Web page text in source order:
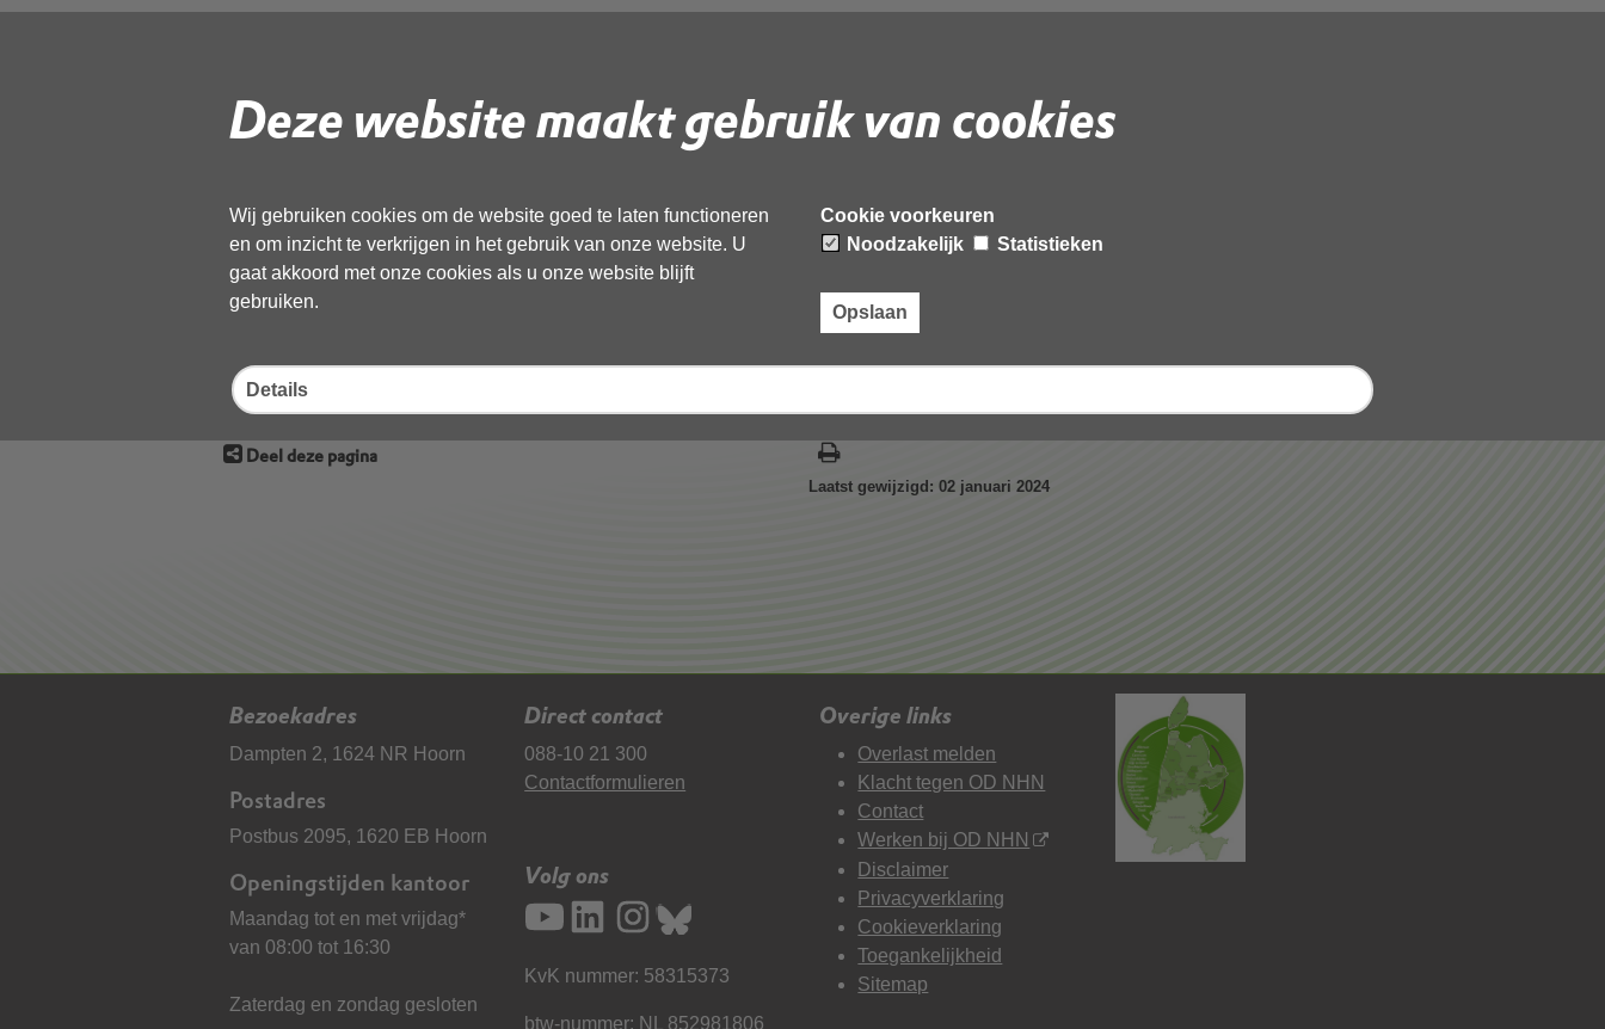
Deze website maakt gebruik van cookies
Wij gebruiken cookies om de website goed te laten functioneren
en om inzicht te verkrijgen in het gebruik van onze website. U
gaat akkoord met onze cookies als u onze website blijft
gebruiken.
Cookie voorkeuren
Noodzakelijk
Statistieken
Opslaan
Details
strategie ODNHN 2024-2027 DB
Volg de onderstaande link om hetPDFdocument te downloaden.
Download ‘4.1 Bijlage 1 Concept - UenH-strategie ODNHN 2024-2027 DB versie 2 na
02 januari 2024,
Deel deze pagina
Laatst gewijzigd: 02 januari 2024
Bezoekadres
Dampten 2, 1624 NR Hoorn
Postadres
Postbus 2095, 1620 EB Hoorn
Openingstijden kantoor
Maandag tot en met vrijdag*
van 08:00 tot 16:30
Zaterdag en zondag gesloten
Direct contact
088-10 21 300
Contactformulieren
Volg ons
KvK nummer: 58315373
btw-nummer: NL 852981806
Overige links
Overlast melden
Klacht tegen OD NHN
Contact
Werken bij OD NHN
Disclaimer
Privacyverklaring
Cookieverklaring
Toegankelijkheid
Sitemap